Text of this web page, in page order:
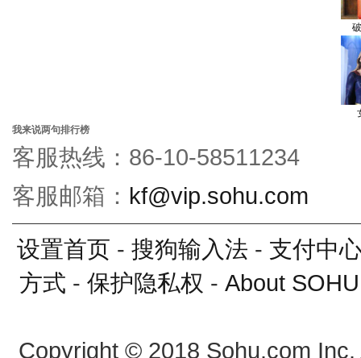
我来说两句排行榜
客服热线：86-10-58511234
客服邮箱： kf@vip.sohu.com
设置首页 - 搜狗输入法 - 支付中
方式 - 保护隐私权 - About SOHU
Copyright © 2018 Sohu.com